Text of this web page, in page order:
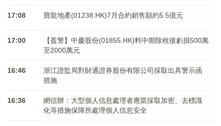
17:08 寶龍地產(01238.HK)7月合約銷售額約5.5億元
17:00
【盈警】中慶股份(01855.HK)料中期除稅後虧損500萬
至2000萬元
16:46
浙江證監局對財通證券股份有限公司採取出具警示函
措施
16:36
網信辦：大型個人信息處理者應當採取加密、去標識
化等措施保障所處理個人信息安全